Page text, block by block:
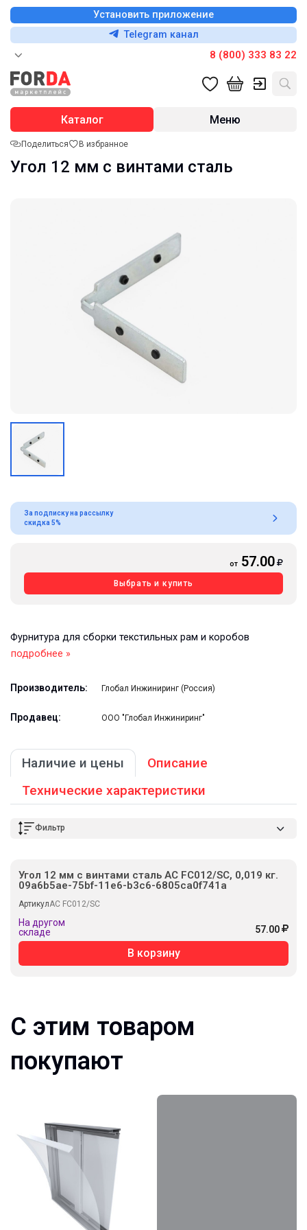
Установить приложение
Telegram канал
8 (800) 333 83 22
Каталог Меню
Поделиться В избранное
Угол 12 мм с винтами сталь
За подписку на рассылку
скидка 5%
от 57.00
Выбрать и купить
Фурнитура для сборки текстильных рам и коробов
подробнее »
Производитель: Глобал Инжиниринг (Россия)
Продавец: ООО "Глобал Инжиниринг"
Наличие и цены
Описание
Технические характеристики
Фильтр
Угол 12 мм с винтами сталь AC FC012/SC, 0,019 кг.
09a6b5ae-75bf-11e6-b3c6-6805ca0f741a
АртикулAC FC012/SC
На другом
складе
57.00
В корзину
С этим товаром
покупают